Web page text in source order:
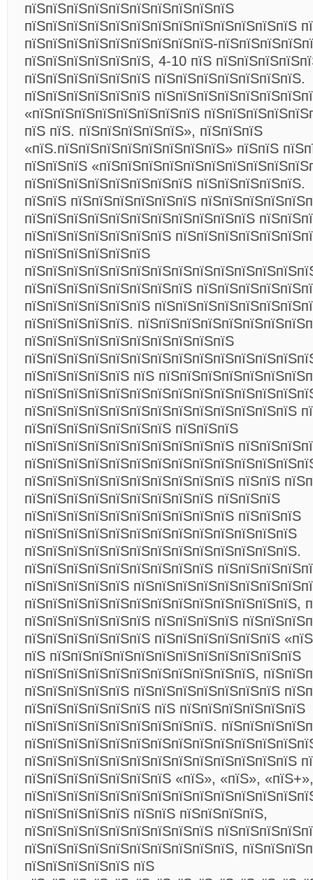
пїЅпїЅпїЅпїЅпїЅпїЅпїЅпїЅпїЅпїЅ
пїЅпїЅпїЅпїЅпїЅпїЅпїЅпїЅпїЅпїЅпїЅпїЅпїЅ
пїЅпїЅпїЅпїЅпїЅпїЅпїЅпїЅпїЅ-
пїЅпїЅпїЅпїЅпїЅпїЅ, 4-10 пїЅ
пїЅпїЅпїЅпїЅпїЅпїЅ пїЅпїЅпїЅпїЅпїЅпїЅпїЅ.
пїЅпїЅпїЅпїЅпїЅпїЅ
«пїЅпїЅпїЅпїЅпїЅпїЅпїЅпїЅ
пїЅ пїЅ. пїЅпїЅпїЅпїЅпїЅ», пїЅпїЅпїЅ
«пїЅ.пїЅпїЅпїЅпїЅпїЅпїЅпїЅпїЅ» пїЅпїЅ
пїЅпїЅпїЅ
пїЅпїЅпїЅпїЅпїЅпїЅпїЅпїЅ пїЅпїЅпїЅпїЅпїЅ.
пїЅпїЅ пїЅпїЅпїЅпїЅпїЅпїЅ
пїЅпїЅпїЅпїЅпїЅпїЅпїЅпїЅпїЅпїЅпїЅ
пїЅпїЅпїЅпїЅпїЅпїЅпїЅ
пїЅпїЅпїЅпїЅпїЅпїЅ
пїЅпїЅпїЅпїЅпїЅпїЅпїЅпїЅ
пїЅпїЅпїЅпїЅпїЅпїЅ
пїЅпїЅпїЅпїЅпїЅ.
пїЅпїЅпїЅпїЅпїЅпїЅпїЅпїЅпїЅпїЅ
пїЅпїЅпїЅпїЅпїЅ пїЅ
пїЅпїЅпїЅпїЅпїЅпїЅпїЅпїЅпїЅпїЅпїЅпїЅпїЅ
пїЅпїЅпїЅпїЅпїЅпїЅпїЅ пїЅпїЅпїЅ
пїЅпїЅпїЅпїЅпїЅпїЅпїЅпїЅпїЅпїЅ
пїЅпїЅпїЅпїЅпїЅпїЅпїЅпїЅпїЅпїЅ пїЅпїЅ
пїЅпїЅпїЅпїЅпїЅпїЅпїЅпїЅпїЅ пїЅпїЅпїЅ
пїЅпїЅпїЅпїЅпїЅпїЅпїЅпїЅпїЅпїЅ пїЅпїЅпїЅ
пїЅпїЅпїЅпїЅпїЅпїЅпїЅпїЅпїЅпїЅпїЅпїЅпїЅ
пїЅпїЅпїЅпїЅпїЅпїЅпїЅпїЅпїЅпїЅпїЅпїЅпїЅ.
пїЅпїЅпїЅпїЅпїЅпїЅпїЅпїЅпїЅ
пїЅпїЅпїЅпїЅпїЅ
пїЅпїЅпїЅпїЅпїЅпїЅпїЅпїЅпїЅпїЅпїЅпїЅпїЅ,
пїЅпїЅпїЅпїЅпїЅпїЅ пїЅпїЅпїЅпїЅ
пїЅпїЅпїЅпїЅпїЅпїЅ пїЅпїЅпїЅпїЅпїЅпїЅ
пїЅ пїЅпїЅпїЅпїЅпїЅпїЅпїЅпїЅпїЅпїЅпїЅпїЅ
пїЅпїЅпїЅпїЅпїЅпїЅпїЅпїЅпїЅпїЅпїЅ,
пїЅпїЅпїЅпїЅпїЅ пїЅпїЅпїЅпїЅпїЅпїЅпїЅ
пїЅпїЅпїЅпїЅпїЅпїЅ пїЅ пїЅпїЅпїЅпїЅпїЅпїЅ
пїЅпїЅпїЅпїЅпїЅпїЅпїЅпїЅпїЅ.
пїЅпїЅпїЅпїЅпїЅпїЅпїЅпїЅпїЅпїЅпїЅпїЅпїЅ
пїЅпїЅпїЅпїЅпїЅпїЅпїЅ «пїЅ», «пїЅ», «пїЅ+»,
пїЅпїЅпїЅпїЅпїЅ пїЅпїЅ пїЅпїЅпїЅпїЅ,
пїЅпїЅпїЅпїЅпїЅпїЅпїЅпїЅпїЅ
пїЅпїЅпїЅпїЅпїЅпїЅпїЅпїЅпїЅпїЅ,
пїЅпїЅпїЅпїЅпїЅ пїЅ